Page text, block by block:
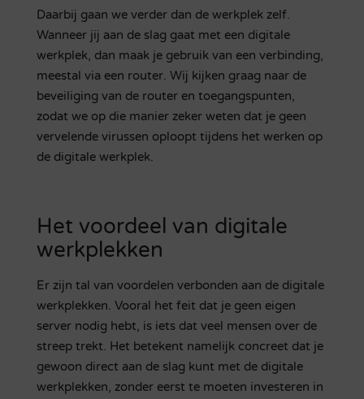
Daarbij gaan we verder dan de werkplek zelf.
Wanneer jij aan de slag gaat met een digitale
werkplek, dan maak je gebruik van een verbinding,
meestal via een router. Wij kijken graag naar de
beveiliging van de router en toegangspunten,
zodat we op die manier zeker weten dat je geen
vervelende virussen oploopt tijdens het werken op
de digitale werkplek.
Het voordeel van digitale
werkplekken
Er zijn tal van voordelen verbonden aan de digitale
werkplekken. Vooral het feit dat je geen eigen
server nodig hebt, is iets dat veel mensen over de
streep trekt. Het betekent namelijk concreet dat je
gewoon direct aan de slag kunt met de digitale
werkplekken, zonder eerst te moeten investeren in